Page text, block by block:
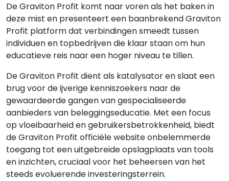
De Graviton Profit komt naar voren als het baken in
deze mist en presenteert een baanbrekend Graviton
Profit platform dat verbindingen smeedt tussen
individuen en topbedrijven die klaar staan om hun
educatieve reis naar een hoger niveau te tillen.
De Graviton Profit dient als katalysator en slaat een
brug voor de ijverige kenniszoekers naar de
gewaardeerde gangen van gespecialiseerde
aanbieders van beleggingseducatie. Met een focus
op vloeibaarheid en gebruikersbetrokkenheid, biedt
de Graviton Profit officiële website onbelemmerde
toegang tot een uitgebreide opslagplaats van tools
en inzichten, cruciaal voor het beheersen van het
steeds evoluerende investeringsterrein.